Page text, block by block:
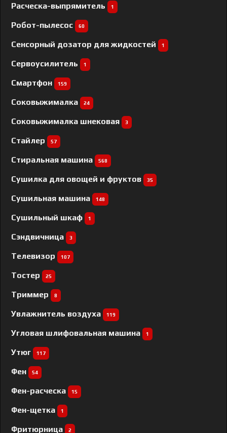
Расческа-выпрямитель 1
Робот-пылесос 60
Сенсорный дозатор для жидкостей 1
Сервоусилитель 1
Смартфон 159
Соковыжималка 24
Соковыжималка шнековая 3
Стайлер 57
Стиральная машина 568
Сушилка для овощей и фруктов 35
Сушильная машина 148
Сушильный шкаф 1
Сэндвичница 3
Телевизор 107
Тостер 25
Триммер 8
Увлажнитель воздуха 119
Угловая шлифовальная машина 1
Утюг 117
Фен 54
Фен-расческа 15
Фен-щетка 1
Фритюрница 2